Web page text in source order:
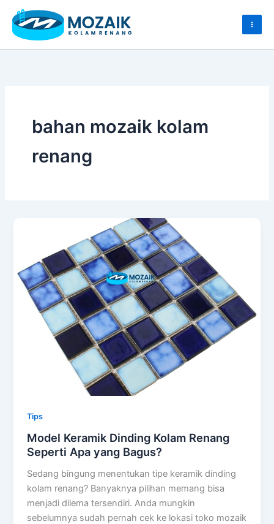
content
bahan mozaik kolam
renang
Tips
Model Keramik Dinding Kolam Renang
Seperti Apa yang Bagus?
Sedang bingung menentukan tipe keramik dinding
kolam renang? Banyaknya pilihan memang bisa
menjadi dilema tersendiri. Anda mungkin
sebelumnya sudah pernah cek ke lokasi toko mozaik